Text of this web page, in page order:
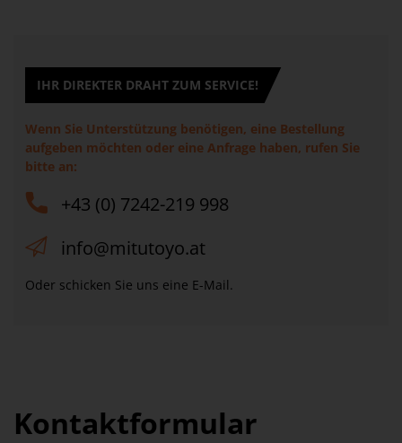
IHR DIREKTER DRAHT ZUM SERVICE!
Wenn Sie Unterstützung benötigen, eine Bestellung
aufgeben möchten oder eine Anfrage haben, rufen Sie
bitte an:
+43 (0) 7242-219 998
info@mitutoyo.at
Oder schicken Sie uns eine E-Mail.
Kontaktformular